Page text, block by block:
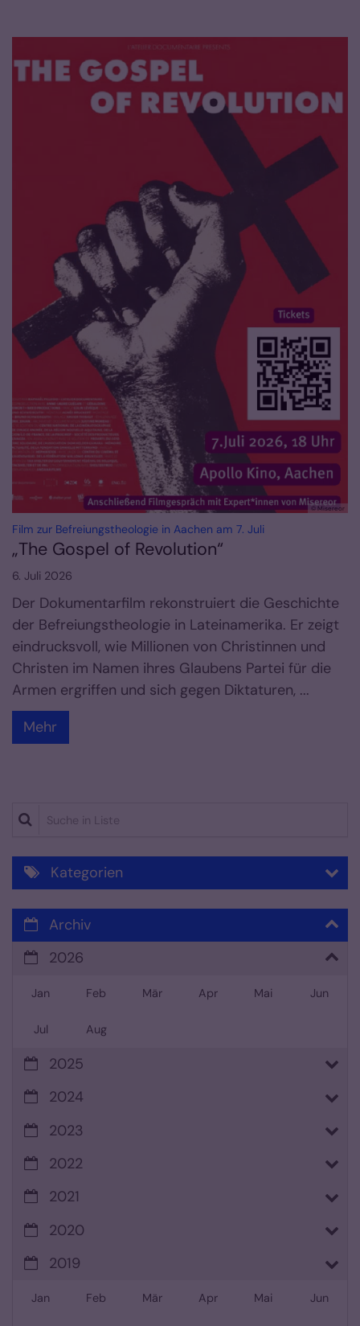
© Misereor
Film zur Befreiungstheologie in Aachen am 7. Juli:
„The Gospel of Revolution“
6. Juli 2026
Der Dokumentarfilm rekonstruiert die Geschichte
der Befreiungstheologie in Lateinamerika. Er zeigt
eindrucksvoll, wie Millionen von Christinnen und
Christen im Namen ihres Glaubens Partei für die
Armen ergriffen und sich gegen Diktaturen, ...
Mehr
Suche in Liste
Kategorien
Archiv
2026
Jan Feb Mär Apr Mai Jun
Jul Aug
2025
2024
2023
2022
2021
2020
2019
Jan Feb Mär Apr Mai Jun